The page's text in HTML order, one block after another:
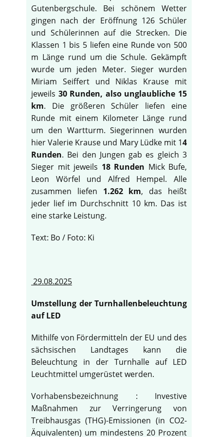
Gutenbergschule. Bei schönem Wetter
gingen nach der Eröffnung 126 Schüler
und Schülerinnen auf die Strecken. Die
Klassen 1 bis 5 liefen eine Runde von 500
m Länge rund um die Schule. Gekämpft
wurde um jeden Meter. Sieger wurden
Miriam Seiffert und Niklas Krause mit
jeweils 30 Runden, also unglaubliche 15
km. Die größeren Schüler liefen eine
Runde mit einem Kilometer Länge rund
um den Wartturm. Siegerinnen wurden
hier Valerie Krause und Mary Lüdke mit 14
Runden. Bei den Jungen gab es gleich 3
Sieger mit jeweils 18 Runden Mick Bufe,
Leon Wörfel und Alfred Hempel. Alle
zusammen liefen 1.262 km, das heißt
jeder lief im Durchschnitt 10 km. Das ist
eine starke Leistung.
Text: Bo / Foto: Ki
29.08.2025
Umstellung der Turnhallenbeleuchtung
auf LED
Mithilfe von Fördermitteln der EU und des
sächsischen Landtages kann die
Beleuchtung in der Turnhalle auf LED
Leuchtmittel umgerüstet werden.
Vorhabensbezeichnung : Investive
Maßnahmen zur Verringerung von
Treibhausgas (THG)-Emissionen (in CO2-
Äquivalenten) um mindestens 20 Prozent